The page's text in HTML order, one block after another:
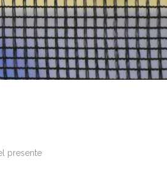
presente